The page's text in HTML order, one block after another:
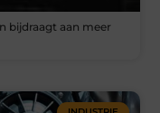
bijdraagt aan meer